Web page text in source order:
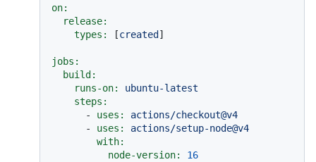
on:
release:
types:
[created ]
jobs:
build:
runs-on:
ubuntu-latest
steps:
-
uses:
actions/checkout@v4
-
uses:
actions/setup-node@v4
with:
node-version:
16